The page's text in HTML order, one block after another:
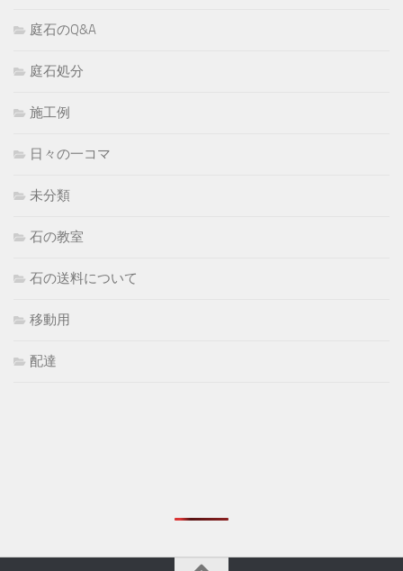
庭石のQ&A
庭石処分
施工例
日々の一コマ
未分類
石の教室
石の送料について
移動用
配達